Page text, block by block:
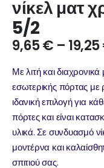
νίκελ ματ
5/2
9,65€ – 19,25
Με λιτή και
εσωτερικής πόρτας με
ιδανική επιλογή για
πόρτες και είναι
υλικά. Σε συνδυασμό
μοντέρνα και
σπιτιού σας.